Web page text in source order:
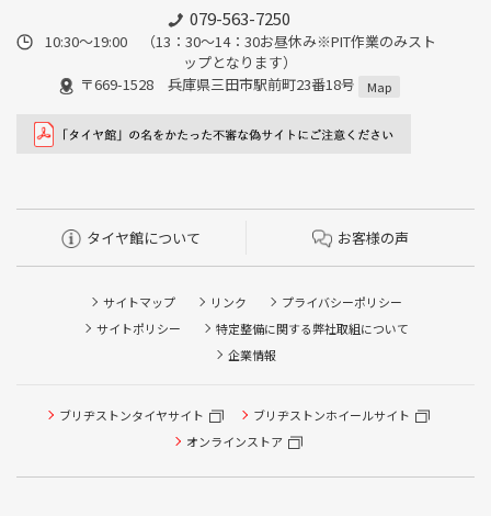
079-563-7250
10:30～19:00 （13：30～14：30お昼休み※PIT作業のみスト
ップとなります）
〒669-1528 兵庫県三田市駅前町23番18号
Map
タイヤ館について お客様の声
サイトマップ リンク
プライバシーポリシー
サイトポリシー
特定整備に関する弊社取組について
企業情報
ブリヂストンタイヤサイト
ブリヂストンホイールサイト
オンラインストア
タイヤ点検・安全点検/タイヤ履き替え/オイル交換/その他
ピット作業の予約